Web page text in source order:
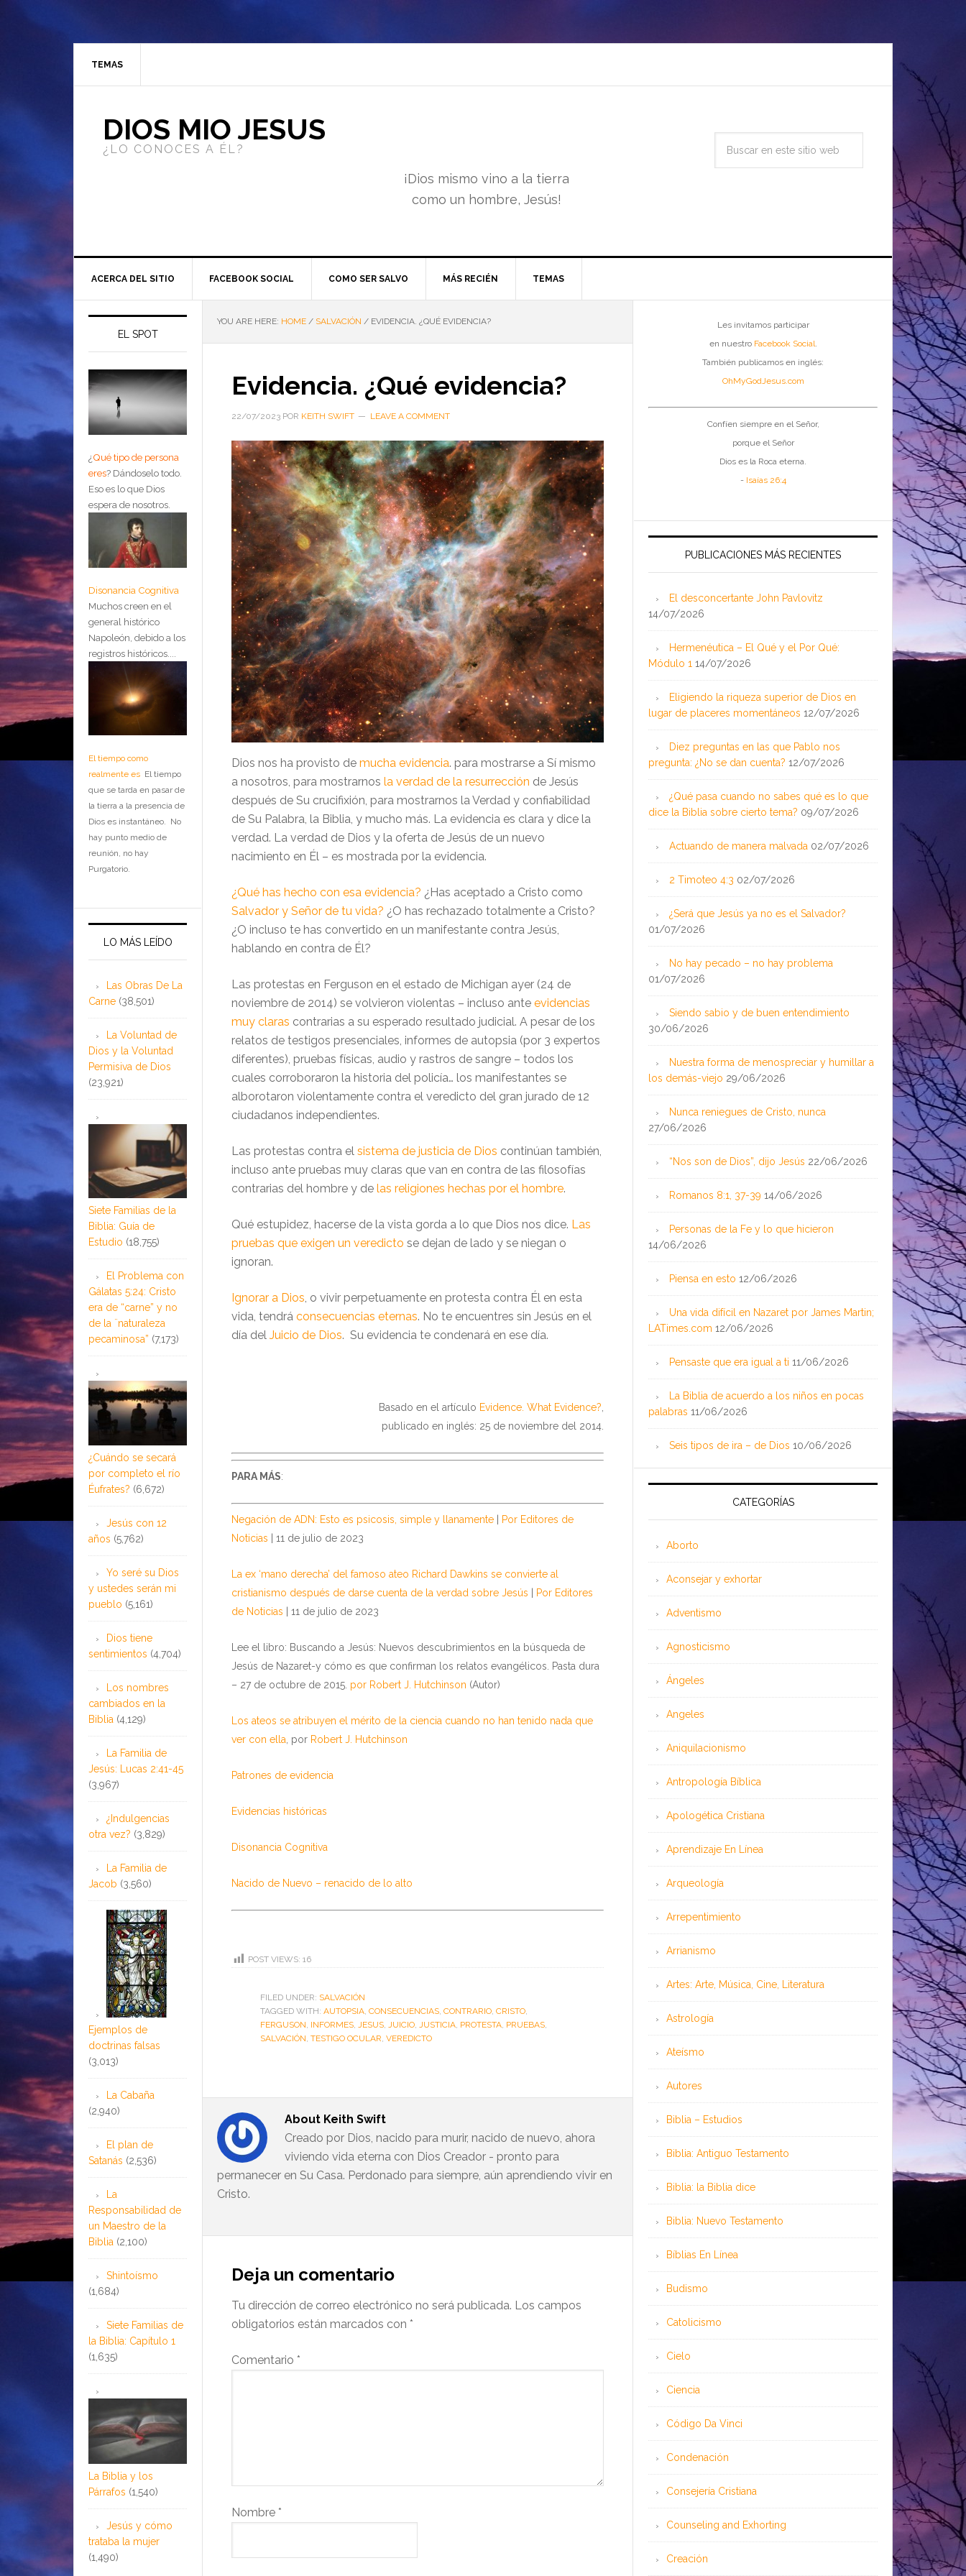
TEMAS
DIOS MIO JESUS
¿LO CONOCES A ÉL?
¡Dios mismo vino a la tierra
como un hombre, Jesús!
ACERCA DEL SITIO FACEBOOK SOCIAL COMO SER SALVO MÁS RECIÉN TEMAS
YOU ARE HERE: HOME / SALVACIÓN / EVIDENCIA. ¿QUÉ EVIDENCIA?
Evidencia. ¿Qué evidencia?
22/07/2023 POR KEITH SWIFT LEAVE A COMMENT
Dios nos ha provisto de mucha evidencia. para mostrarse a Sí mismo
a nosotros, para mostrarnos la verdad de la resurrección de Jesús
después de Su crucifixión, para mostrarnos la Verdad y confiabilidad
de Su Palabra, la Biblia, y mucho más. La evidencia es clara y dice la
verdad. La verdad de Dios y la oferta de Jesús de un nuevo
nacimiento en Él – es mostrada por la evidencia.
¿Qué has hecho con esa evidencia? ¿Has aceptado a Cristo como
Salvador y Señor de tu vida? ¿O has rechazado totalmente a Cristo?
¿O incluso te has convertido en un manifestante contra Jesús,
hablando en contra de Él?
Las protestas en Ferguson en el estado de Michigan ayer (24 de
noviembre de 2014) se volvieron violentas – incluso ante evidencias
muy claras contrarias a su esperado resultado judicial. A pesar de los
relatos de testigos presenciales, informes de autopsia (por 3 expertos
diferentes), pruebas físicas, audio y rastros de sangre – todos los
cuales corroboraron la historia del policía… los manifestantes se
alborotaron violentamente contra el veredicto del gran jurado de 12
ciudadanos independientes.
Las protestas contra el sistema de justicia de Dios continúan también,
incluso ante pruebas muy claras que van en contra de las filosofías
contrarias del hombre y de las religiones hechas por el hombre.
Qué estupidez, hacerse de la vista gorda a lo que Dios nos dice. Las
pruebas que exigen un veredicto se dejan de lado y se niegan o
ignoran.
Ignorar a Dios, o vivir perpetuamente en protesta contra Él en esta
vida, tendrá consecuencias eternas. No te encuentres sin Jesús en el
día del Juicio de Dios. Su evidencia te condenará en ese día.
Basado en el artículo Evidence. What Evidence?
publicado en inglés: 25 de noviembre del 2014.
PARA MÁS:
Negación de ADN: Esto es psicosis, simple y llanamente
Por Editores de
Noticias | 11 de julio de 2023
La ex ‘mano derecha’ del famoso ateo Richard Dawkins se convierte al
cristianismo después de darse cuenta de la verdad sobre Jesús
Por Editores
de Noticias | 11 de julio de 2023
Lee el libro: Buscando a Jesús: Nuevos descubrimientos en la búsqueda de
Jesús de Nazaret-y cómo es que confirman los relatos evangélicos. Pasta dura
– 27 de octubre de 2015. por Robert J. Hutchinson (Autor)
Los ateos se atribuyen el mérito de la ciencia cuando no han tenido nada que
ver con ella , por Robert J. Hutchinson
Patrones de evidencia
Evidencias históricas
Disonancia Cognitiva
Nacido de Nuevo – renacido de lo alto
POST VIEWS: 16
FILED UNDER: SALVACIÓN
TAGGED WITH: AUTOPSIA, CONSECUENCIAS, CONTRARIO, CRISTO,
FERGUSON, INFORMES, JESUS, JUICIO, JUSTICIA, PROTESTA, PRUEBAS,
SALVACIÓN, TESTIGO OCULAR, VEREDICTO
About Keith Swift
Creado por Dios, nacido para murir, nacido de nuevo, ahora
viviendo vida eterna con Dios Creador - pronto para
permanecer en Su Casa. Perdonado para siempre, aún aprendiendo vivir en
Cristo.
Deja un comentario
Tu dirección de correo electrónico no será publicada. Los campos
obligatorios están marcados con *
Comentario *
Nombre *
Les invitamos participar
en nuestro Facebook Social.
También publicamos en inglés:
OhMyGodJesus.com
Confíen siempre en el Señor,
porque el Señor
Dios es la Roca eterna.
- Isaías 26:4
PUBLICACIONES MÁS RECIENTES
El desconcertante John Pavlovitz
14/07/2026
Hermenéutica – El Qué y el Por Qué:
Módulo 1 14/07/2026
Eligiendo la riqueza superior de Dios en
lugar de placeres momentáneos 12/07/2026
Diez preguntas en las que Pablo nos
pregunta: ¿No se dan cuenta? 12/07/2026
¿Qué pasa cuando no sabes qué es lo que
dice la Biblia sobre cierto tema? 09/07/2026
Actuando de manera malvada 02/07/2026
2 Timoteo 4:3 02/07/2026
¿Será que Jesús ya no es el Salvador?
01/07/2026
No hay pecado – no hay problema
01/07/2026
Siendo sabio y de buen entendimiento
30/06/2026
Nuestra forma de menospreciar y humillar a
los demás-viejo 29/06/2026
Nunca reniegues de Cristo, nunca
27/06/2026
“Nos son de Dios”, dijo Jesús 22/06/2026
Romanos 8:1, 37-39 14/06/2026
Personas de la Fe y lo que hicieron
14/06/2026
Piensa en esto 12/06/2026
Una vida difícil en Nazaret por James Martin;
LATimes.com 12/06/2026
Pensaste que era igual a ti 11/06/2026
La Biblia de acuerdo a los niños en pocas
palabras 11/06/2026
Seis tipos de ira – de Dios 10/06/2026
CATEGORÍAS
Aborto
Aconsejar y exhortar
Adventismo
Agnosticismo
Ángeles
Angeles
Aniquilacionismo
Antropología Bíblica
Apologética Cristiana
Aprendizaje En Línea
Arqueología
Arrepentimiento
Arrianismo
Artes: Arte, Música, Cine, Literatura
Astrología
Ateísmo
Autores
Biblia – Estudios
Biblia: Antiguo Testamento
Biblia: la Biblia dice
Biblia: Nuevo Testamento
Bíblias En Línea
Budismo
Catolicismo
Cielo
Ciencia
Código Da Vinci
Condenación
Consejería Cristiana
Counseling and Exhorting
Creación
EL SPOT
¿Qué tipo de persona
eres? Dándoselo todo.
Eso es lo que Dios
espera de nosotros.
Disonancia Cognitiva
Muchos creen en el
general histórico
Napoleón, debido a los
registros históricos....
El tiempo como
realmente es El tiempo
que se tarda en pasar de
la tierra a la presencia de
Dios es instantáneo. No
hay punto medio de
reunión, no hay
Purgatorio.
LO MÁS LEÍDO
Las Obras De La
Carne (38,501)
La Voluntad de
Dios y la Voluntad
Permisiva de Dios
(23,921)
Siete Familias de la
Biblia: Guía de
Estudio (18,755)
El Problema con
Gálatas 5:24: Cristo
era de “carne” y no
de la ¨naturaleza
pecaminosa” (7,173)
¿Cuándo se secará
por completo el río
Éufrates? (6,672)
Jesús con 12
años (5,762)
Yo seré su Dios
y ustedes serán mi
pueblo (5,161)
Dios tiene
sentimientos (4,704)
Los nombres
cambiados en la
Biblia (4,129)
La Familia de
Jesús: Lucas 2:41-45
(3,967)
¿Indulgencias
otra vez? (3,829)
La Familia de
Jacob (3,560)
Ejemplos de
doctrinas falsas
(3,013)
La Cabaña
(2,940)
El plan de
Satanás (2,536)
La
Responsabilidad de
un Maestro de la
Biblia (2,100)
Shintoísmo
(1,684)
Siete Familias de
la Biblia: Capítulo 1
(1,635)
La Biblia y los
Párrafos (1,540)
Jesús y cómo
trataba la mujer
(1,490)